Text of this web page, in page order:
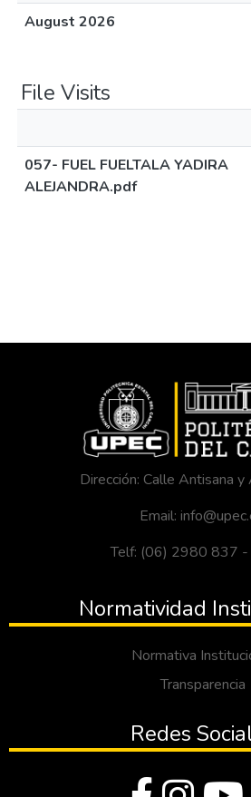
August 2026
File Visits
057- FUEL FUELTALA YADIRA
ALEJANDRA.pdf
Dirección: Calle Antisana y
Email:
Telf: (06) 2980 837
Normatividad
Normativa
Transparencia
Redes